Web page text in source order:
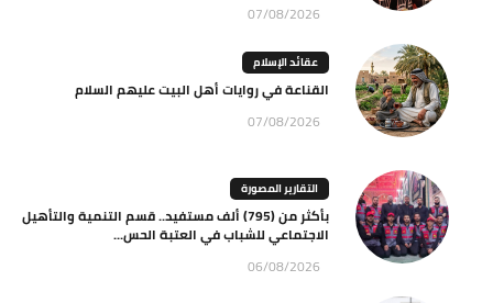
07/08/2026
عقائد الإسلام
القناعة في روايات أهل البيت عليهم السلام
07/08/2026
التقارير المصورة
بأكثر من (795) ألف مستفيد.. قسم التنمية والتأهيل
الاجتماعي للشباب في العتبة الحس...
06/08/2026